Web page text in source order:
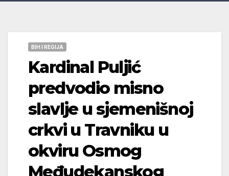
BIH I REGIJA
Kardinal Puljić
predvodio misno
slavlje u sjemenišnoj
crkvi u Travniku u
okviru Osmog
Međudekanskog